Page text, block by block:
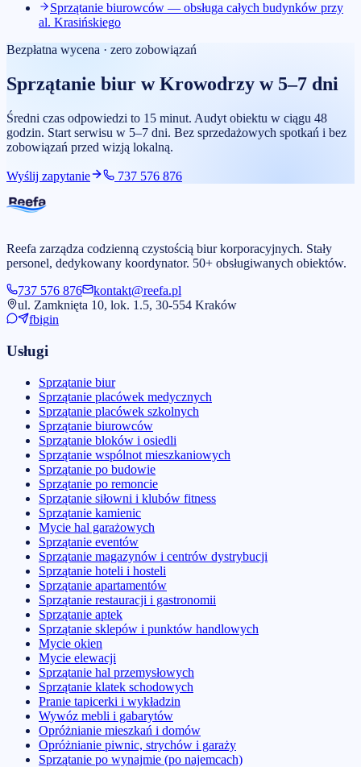
Sprzątanie biurowców — obsługa całych budynków przy
al. Krasińskiego
Bezpłatna wycena · zero zobowiązań
Sprzątanie biur wKrowodrzy w 5–7 dni
Średni czas odpowiedzi to 15 minut. Audyt obiektu w ciągu 48
godzin. Start serwisu w 5–7 dni. Bez sprzedażowych spotkań i bez
zobowiązań przed wizją lokalną.
Wyślij zapytanie 737 576 876
Reefa zarządza codzienną czystością biur korporacyjnych. Stały
personel, dedykowany koordynator. 50+ obsługiwanych obiektów.
737 576 876
kontakt@reefa.pl
ul. Zamknięta 10, lok. 1.5, 30-554 Kraków
fbigin
Usługi
Sprzątanie biur
Sprzątanie placówek medycznych
Sprzątanie placówek szkolnych
Sprzątanie biurowców
Sprzątanie bloków i osiedli
Sprzątanie wspólnot mieszkaniowych
Sprzątanie po budowie
Sprzątanie po remoncie
Sprzątanie siłowni i klubów fitness
Sprzątanie kamienic
Mycie hal garażowych
Sprzątanie eventów
Sprzątanie magazynów i centrów dystrybucji
Sprzątanie hoteli i hosteli
Sprzątanie apartamentów
Sprzątanie restauracji i gastronomii
Sprzątanie aptek
Sprzątanie sklepów i punktów handlowych
Mycie okien
Mycie elewacji
Sprzątanie hal przemysłowych
Sprzątanie klatek schodowych
Pranie tapicerki i wykładzin
Wywóz mebli i gabarytów
Opróżnianie mieszkań i domów
Opróżnianie piwnic, strychów i garaży
Sprzątanie po wynajmie (po najemcach)